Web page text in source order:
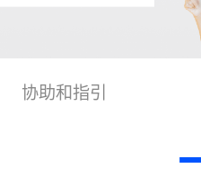
协助和指引